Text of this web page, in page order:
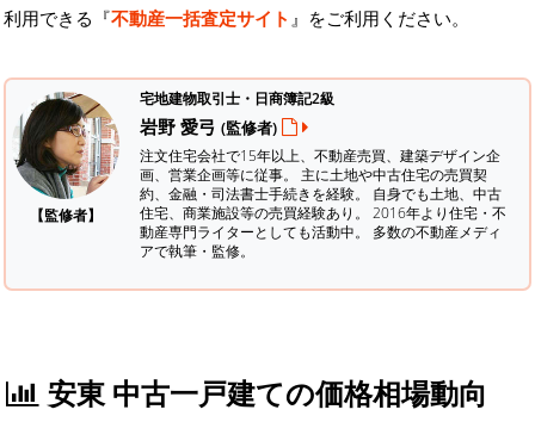
利用できる『不動産一括査定サイト 』をご利用ください。
【監修者】
宅地建物取引士・日商簿記2級
岩野 愛弓 (監修者)
注文住宅会社で15年以上、不動産売買、建築デザイン企
画、営業企画等に従事。 主に土地や中古住宅の売買契
約、金融・司法書士手続きを経験。 自身でも土地、中古
住宅、商業施設等の売買経験あり。 2016年より住宅・不
動産専門ライターとしても活動中。 多数の不動産メディ
アで執筆・監修。
安東 中古一戸建ての価格相場動向